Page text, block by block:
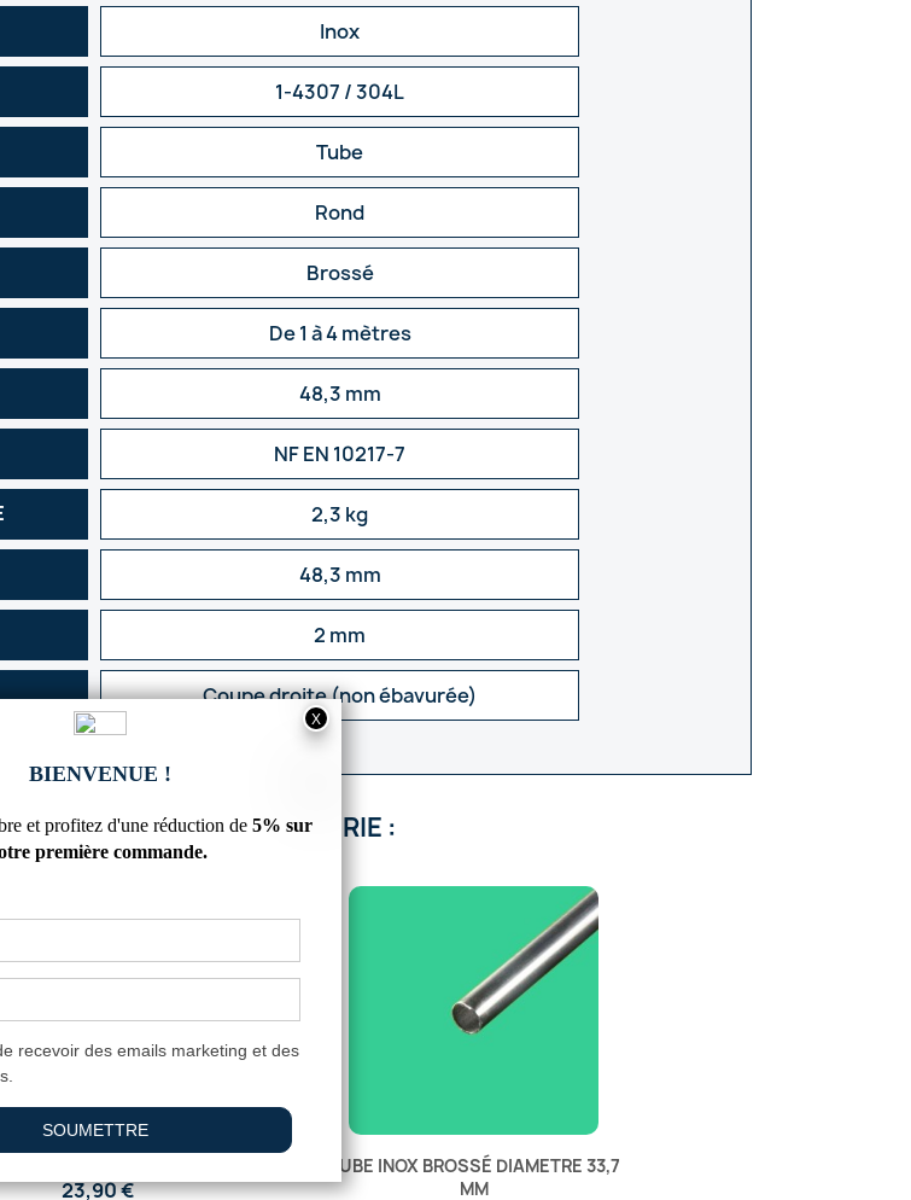
Inox
1-4307 / 304L
Tube
Rond
Brossé
De 1 à 4 mètres
48,3 mm
NF EN 10217-7
2,3 kg
48,3 mm
2 mm
Coupe droite (non ébavurée)
DANS CETTE CATÉGORIE :
INOX 304L DIAMÈTRE 35 MM
23,90 €
TUBE INOX BROSSÉ DIAMETRE 33,7
MM